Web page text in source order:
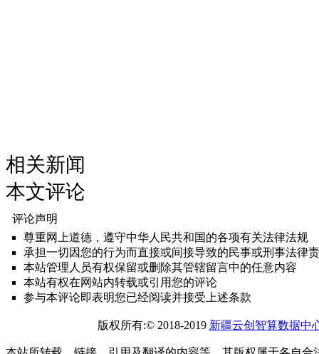
相关新闻
本文评论
评论声明
尊重网上道德，遵守中华人民共和国的各项有关法律法规
承担一切因您的行为而直接或间接导致的民事或刑事法律
本站管理人员有权保留或删除其管辖留言中的任意内容
本站有权在网站内转载或引用您的评论
参与本评论即表明您已经阅读并接受上述条款
版权所有:© 2018-2019 新疆云创智算数据中